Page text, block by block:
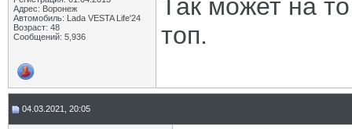
Адрес: Воронеж
Автомобиль: Lada VESTA Life'24
Возраст: 48
Сообщений: 5,936
Так может на
топ.
04.03.2021, 20:05